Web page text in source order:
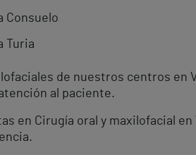
Consuelo
Turia
de nuestros centros
al paciente.
en Cirugía oral y maxilofacial